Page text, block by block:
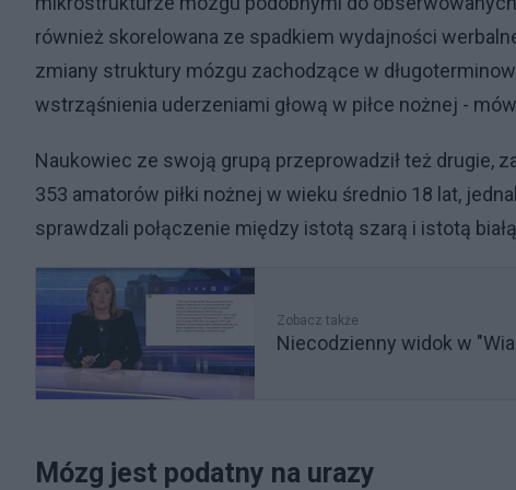
również skorelowana ze spadkiem wydajności
zmiany struktury mózgu zachodzące w
wstrząśnienia uderzeniami głową w piłce nożnej -
Naukowiec ze swoją grupą przeprowadził też drugie,
353 amatorów piłki nożnej w wieku średnio 18 lat,
sprawdzali połączenie między istotą szarą i istotą
Zobacz także
Niecodzienny widok w
Mózg jest podatny na urazy